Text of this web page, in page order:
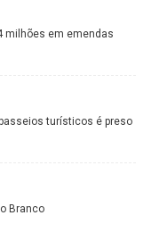
milhões em emendas
turísticos é preso
Branco